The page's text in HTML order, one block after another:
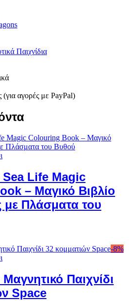
Παιχνίδια
αγορές με PayPal)
Life Magic
– Μαγικό Βιβλίο
Πλάσματα του
-8%
Παιχνίδι
Space